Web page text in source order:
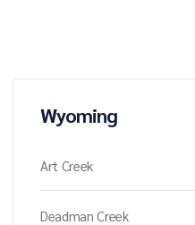
Wyoming
Art Creek
Deadman Creek